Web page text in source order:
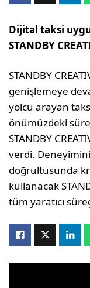
Dijital taksi
STANDBY
STANDBY
genişlemeye
yolcu arayan
önümüzdeki
STANDBY
verdi.
doğrultusunda
kullanacak
tüm yaratıcı